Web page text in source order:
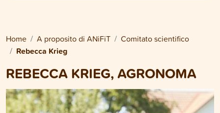
Home A proposito di ANiFiT Comitato scientifico
Rebecca Krieg
REBECCA KRIEG, AGRONOMA